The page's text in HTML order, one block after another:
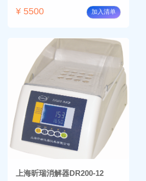
¥ 5500 加入清单
上海昕瑞消解器DR200-12